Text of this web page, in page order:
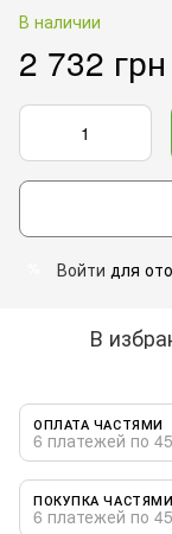
В наличии
2 732 грн
Войти для
В
ОПЛАТА ЧАСТЯМИ
6 платежей по
ПОКУПКА ЧАСТЯМИ
6 платежей по